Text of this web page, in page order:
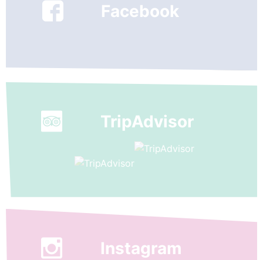
Facebook
TripAdvisor
Instagram